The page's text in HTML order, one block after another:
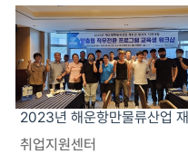
2023년 해운항만물류산업 재
취업 일자리 지원사업
취업지원센터